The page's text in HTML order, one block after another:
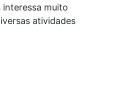
muito
atividades